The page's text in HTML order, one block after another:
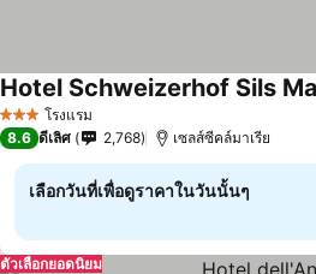
3 ดาว โรงแรม
8.6 ดีเลิศ 2,768 เซลส์ซีคล์มาเรีย
เลือกวันที่เพื่อดูราคาในวันนั้นๆ
ตัวเลือกยอดนิยม